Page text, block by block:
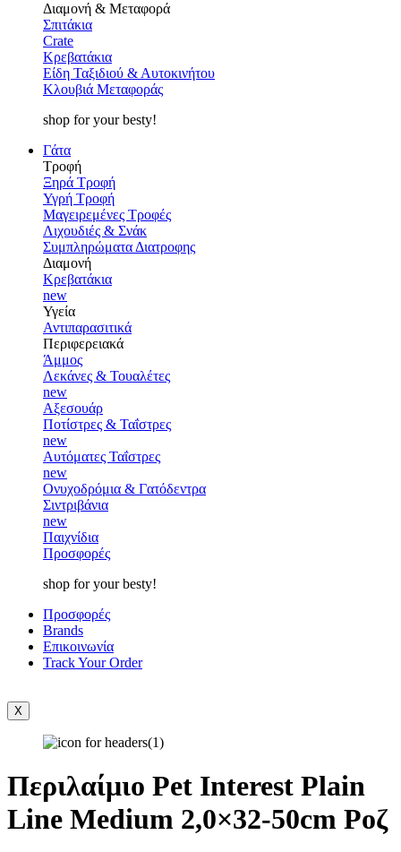
Διαμονή & Μεταφορά
Σπιτάκια
Crate
Κρεβατάκια
Είδη Ταξιδιού & Αυτοκινήτου
Κλουβιά Μεταφοράς
shop for your besty!
Γάτα
Τροφή
Ξηρά Τροφή
Υγρή Τροφή
Μαγειρεμένες Τροφές
Λιχουδιές & Σνάκ
Συμπληρώματα Διατροφης
Διαμονή
Κρεβατάκια
new
Υγεία
Αντιπαρασιτικά
Περιφερειακά
Άμμος
Λεκάνες & Τουαλέτες
new
Αξεσουάρ
Ποτίστρες & Ταΐστρες
new
Αυτόματες Ταΐστρες
new
Ονυχοδρόμια & Γατόδεντρα
Σιντριβάνια
new
Παιχνίδια
Προσφορές
shop for your besty!
Προσφορές
Brands
Επικοινωνία
Track Your Order
X
Περιλαίμιο Pet Interest Plain
Line Medium 2,0×32-50cm Ροζ